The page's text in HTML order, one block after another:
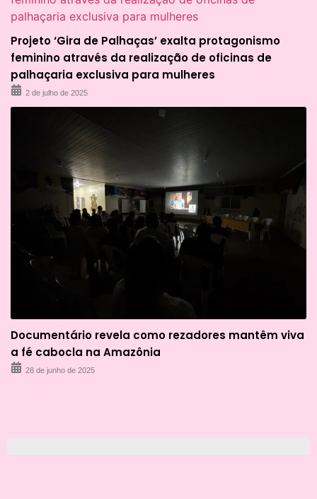
Projeto ‘Gira de Palhaças’ exalta protagonismo
feminino através da realização de oficinas de
palhaçaria exclusiva para mulheres
2 de julho de 2025
Documentário revela como rezadores mantêm viva
a fé cabocla na Amazônia
28 de junho de 2025